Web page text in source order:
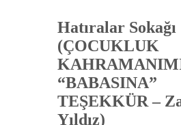
Hatıralar Sokağı
(ÇOCUKLUK
“BABASINA”
TEŞEKKÜR –
Yıldız)